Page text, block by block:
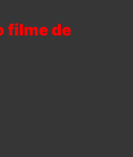
filme de